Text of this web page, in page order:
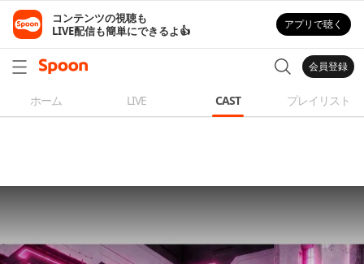
コンテンツの視聴も
LIVE配信も簡単にできるよ👍
アプリで聴く
会員登録
ホーム LIVE CAST プレイリスト